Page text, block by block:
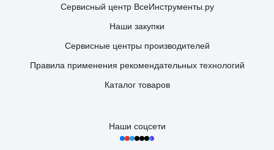
Сервисный центр ВсеИнструменты.ру
Наши закупки
Сервисные центры производителей
Правила применения рекомендательных технологий
Каталог товаров
Наши соцсети